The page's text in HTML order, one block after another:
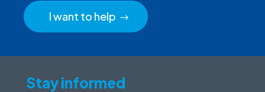
I want to help
Stay informed